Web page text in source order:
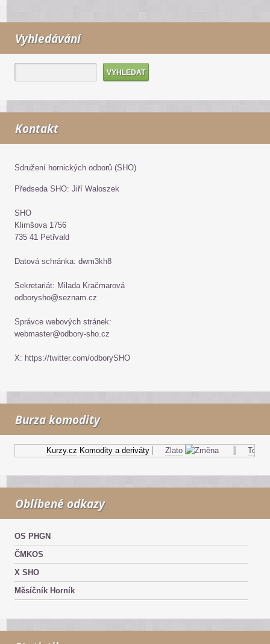
Vyhledávání
Kontakt
Sdružení hornických odborů (SHO)
Předseda SHO: Jiří Waloszek
SHO
Klimšova 1756
735 41 Petřvald
Datová schránka: dwm3kh8
Sekretariát: Milada Kračmarová
odborysho@seznam.cz
Správce webových stránek:
webmaster@odbory-sho.cz
X: https://twitter.com/odborySHO
Burza komodity
Kurzy.cz Komodity a deriváty Zlato Topný
Oblíbené odkazy
OS PHGN
ČMKOS
X SHO
Měsíčník Horník